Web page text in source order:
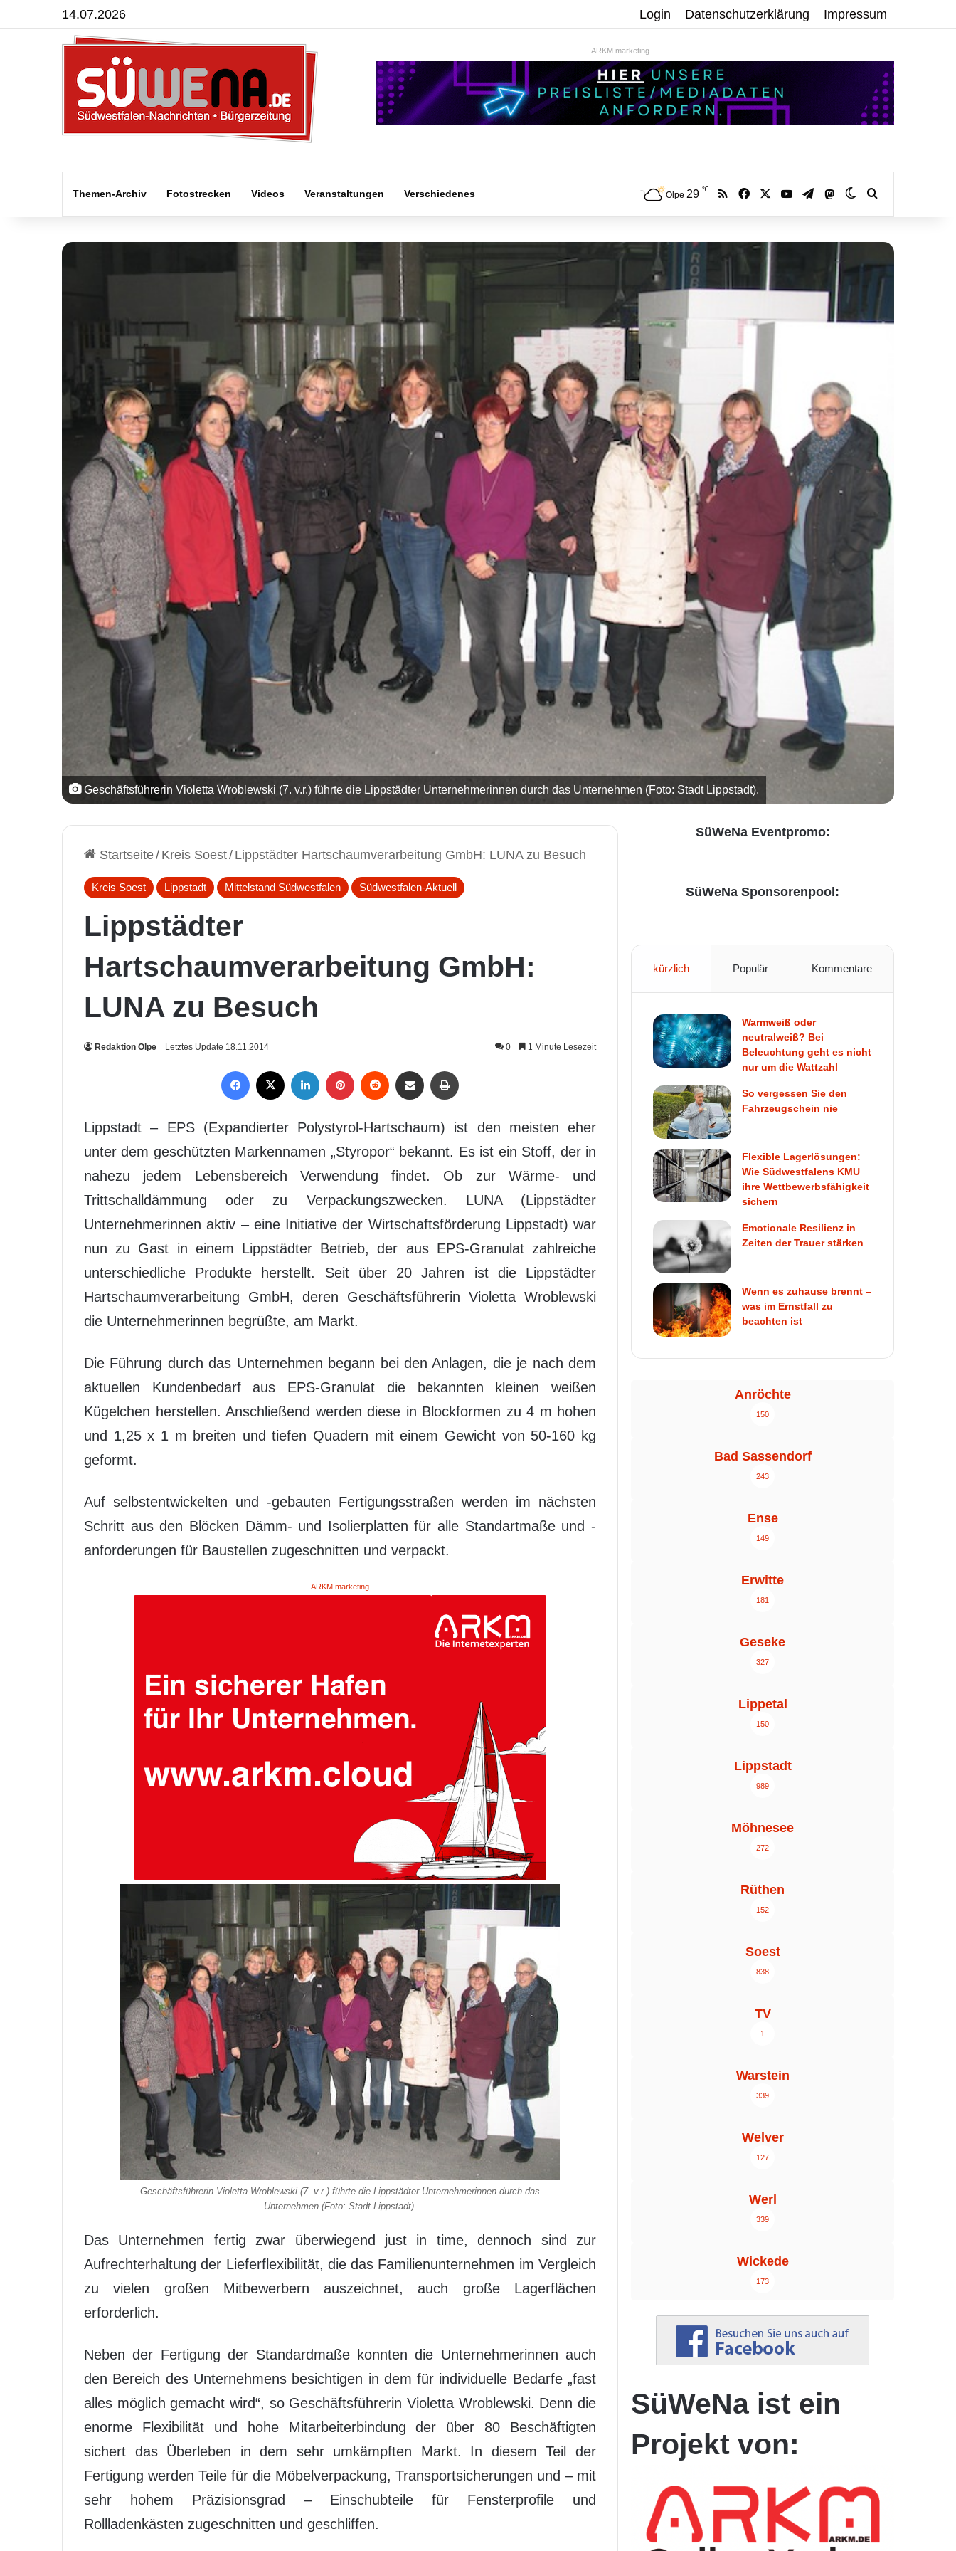
14.07.2026 Login Datenschutzerklärung Impressum
ARKM.marketing
Themen-Archiv Fotostrecken Videos Veranstaltungen Verschiedenes Olpe 29 ℃ RSS Facebook YouTubeTelegramMastodonSkin umschalten
Geschäftsführerin Violetta Wroblewski (7. v.r.) führte die Lippstädter Unternehmerinnen durch das Unternehmen (Foto: Stadt Lippstadt).
Startseite/ Kreis Soest/ Lippstädter Hartschaumverarbeitung GmbH: LUNA zu Besuch
Kreis Soest Lippstadt Mittelstand Südwestfalen Südwestfalen-Aktuell
Lippstädter
Hartschaumverarbeitung GmbH:
LUNA zu Besuch
Redaktion Olpe Letztes Update 18.11.2014 0 1 Minute Lesezeit
Lippstadt – EPS (Expandierter Polystyrol-Hartschaum) ist den meisten eher
unter dem geschützten Markennamen „Styropor“ bekannt. Es ist ein Stoff, der in
nahezu jedem Lebensbereich Verwendung findet. Ob zur Wärme- und
Trittschalldämmung oder zu Verpackungszwecken. LUNA (Lippstädter
Unternehmerinnen aktiv – eine Initiative der Wirtschaftsförderung Lippstadt) war
nun zu Gast in einem Lippstädter Betrieb, der aus EPS-Granulat zahlreiche
unterschiedliche Produkte herstellt. Seit über 20 Jahren ist die Lippstädter
Hartschaumverarbeitung GmbH, deren Geschäftsführerin Violetta Wroblewski
die Unternehmerinnen begrüßte, am Markt.
Die Führung durch das Unternehmen begann bei den Anlagen, die je nach dem
aktuellen Kundenbedarf aus EPS-Granulat die bekannten kleinen weißen
Kügelchen herstellen. Anschließend werden diese in Blockformen zu 4 m hohen
und 1,25 x 1 m breiten und tiefen Quadern mit einem Gewicht von 50-160 kg
geformt.
Auf selbstentwickelten und -gebauten Fertigungsstraßen werden im nächsten
Schritt aus den Blöcken Dämm- und Isolierplatten für alle Standartmaße und -
anforderungen für Baustellen zugeschnitten und verpackt.
ARKM.marketing
Geschäftsführerin Violetta Wroblewski (7. v.r.) führte die Lippstädter Unternehmerinnen durch das
Unternehmen (Foto: Stadt Lippstadt).
Das Unternehmen fertig zwar überwiegend just in time, dennoch sind zur
Aufrechterhaltung der Lieferflexibilität, die das Familienunternehmen im Vergleich
zu vielen großen Mitbewerbern auszeichnet, auch große Lagerflächen
erforderlich.
Neben der Fertigung der Standardmaße konnten die Unternehmerinnen auch
den Bereich des Unternehmens besichtigen in dem für individuelle Bedarfe „fast
alles möglich gemacht wird“, so Geschäftsführerin Violetta Wroblewski. Denn die
enorme Flexibilität und hohe Mitarbeiterbindung der über 80 Beschäftigten
sichert das Überleben in dem sehr umkämpften Markt. In diesem Teil der
Fertigung werden Teile für die Möbelverpackung, Transportsicherungen und – mit
sehr hohem Präzisionsgrad – Einschubteile für Fensterprofile und
Rollladenkästen zugeschnitten und geschliffen.
SüWeNa Eventpromo:
SüWeNa Sponsorenpool:
kürzlich Populär Kommentare
Warmweiß oder
neutralweiß? Bei
Beleuchtung geht es nicht
nur um die Wattzahl
So vergessen Sie den
Fahrzeugschein nie
Flexible Lagerlösungen:
Wie Südwestfalens KMU
ihre Wettbewerbsfähigkeit
sichern
Emotionale Resilienz in
Zeiten der Trauer stärken
Wenn es zuhause brennt –
was im Ernstfall zu
beachten ist
Anröchte
150
Bad Sassendorf
243
Ense
149
Erwitte
181
Geseke
327
Lippetal
150
Lippstadt
989
Möhnesee
272
Rüthen
152
Soest
838
TV
1
Warstein
339
Welver
127
Werl
339
Wickede
173
SüWeNa ist ein
Projekt von: